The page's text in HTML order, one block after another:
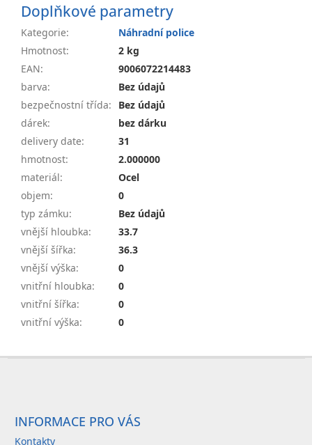
Doplňkové parametry
Kategorie:
Náhradní police
Hmotnost:
2 kg
EAN:
9006072214483
barva:
Bez údajů
bezpečnostní třída:
Bez údajů
dárek:
bez dárku
delivery date:
31
hmotnost:
2.000000
materiál:
Ocel
objem:
0
typ zámku:
Bez údajů
vnější hloubka:
33.7
vnější šířka:
36.3
vnější výška:
0
vnitřní hloubka:
0
vnitřní šířka:
0
vnitřní výška: 0
INFORMACE PRO VÁS
Kontakty